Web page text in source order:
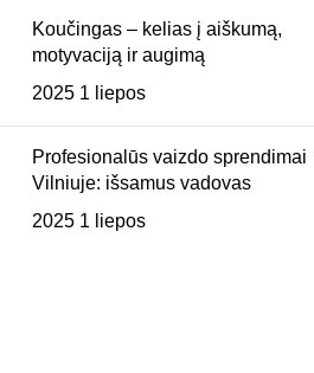
Koučingas – kelias į aiškumą,
motyvaciją ir augimą
2025 1 liepos
Profesionalūs vaizdo sprendimai
Vilniuje: išsamus vadovas
2025 1 liepos